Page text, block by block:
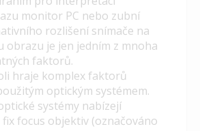
monitor PC nebo zubní
rozlišení snímače na
obrazu je jen jedním z mnoha
faktorů.
hraje komplex faktorů
optickým systémem.
systémy nabízejí
fix focus objektiv (označováno